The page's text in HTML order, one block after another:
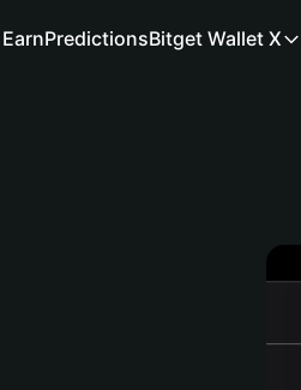
EarnPredictionsBitget Wallet X